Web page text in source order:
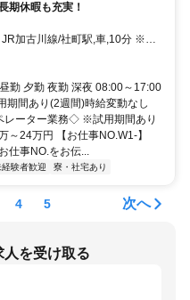
期休暇も充実！
加古川線/社町駅,車,10分 ※中
内に無料駐車場あり
勤 夕勤 夜勤 深夜 08:00～17:00
期間あり(2週間)時給変動なし
レーター業務◇ ※試用期間あり
～24万円 【お仕事NO.W1-】
仕事NO.をお伝...
経験者歓迎 寮・社宅あり
4 5 次へ
人を受け取る